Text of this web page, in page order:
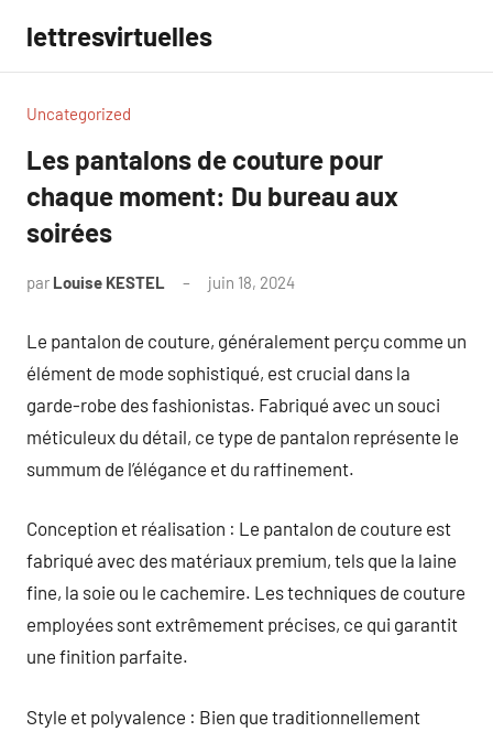
contenu
lettresvirtuelles
Uncategorized
Les pantalons de couture pour
chaque moment: Du bureau aux
soirées
par Louise KESTEL juin 18, 2024
Le pantalon de couture, généralement perçu comme un
élément de mode sophistiqué, est crucial dans la
garde-robe des fashionistas. Fabriqué avec un souci
méticuleux du détail, ce type de pantalon représente le
summum de l’élégance et du raffinement.
Conception et réalisation : Le pantalon de couture est
fabriqué avec des matériaux premium, tels que la laine
fine, la soie ou le cachemire. Les techniques de couture
employées sont extrêmement précises, ce qui garantit
une finition parfaite.
Style et polyvalence : Bien que traditionnellement